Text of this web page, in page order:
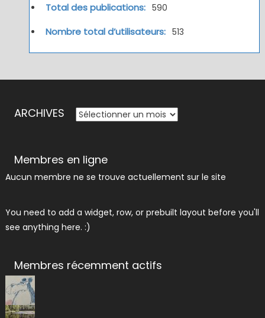
Total des publications: 590
Nombre total d’utilisateurs: 513
ARCHIVES ARCHIVES
Membres en ligne
Aucun membre ne se trouve actuellement sur le site
You need to add a widget, row, or prebuilt layout before you'll
see anything here. :)
Membres récemment actifs